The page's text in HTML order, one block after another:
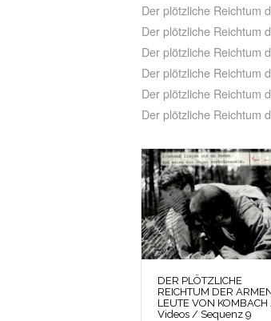
Der plötzliche Reichtum
Der plötzliche Reichtum
Der plötzliche Reichtum
Der plötzliche Reichtum
Der plötzliche Reichtum
Der plötzliche Reichtum
DER PLÖTZLICHE
REICHTUM DER
LEUTE VON
Videos / Sequenz 9